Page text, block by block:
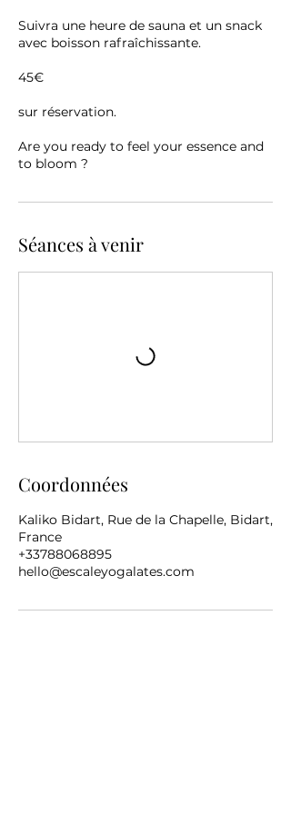
Suivra une heure de sauna et un snack
avec boisson rafraîchissante.
45€
sur réservation.
Are you ready to feel your essence and
to bloom ?
Séances à venir
Coordonnées
Kaliko Bidart, Rue de la Chapelle, Bidart,
France
+33788068895
hello@escaleyogalates.com